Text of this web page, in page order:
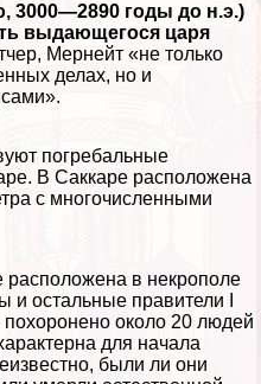
3000—2890 годы до н.э.)
выдающегося царя
Мернейт «не только
делах, но и
погрeбaльные
В Саккаре расположена
с многочисленными
в некрополе
и остальные правители I
около 20 людей
для начала
были ли они